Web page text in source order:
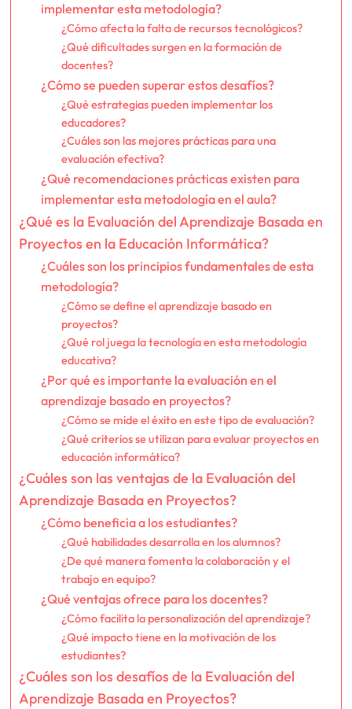
implementar esta metodología?
¿Cómo afecta la falta de recursos tecnológicos?
¿Qué dificultades surgen en la formación de
docentes?
¿Cómo se pueden superar estos desafíos?
¿Qué estrategias pueden implementar los
educadores?
¿Cuáles son las mejores prácticas para una
evaluación efectiva?
¿Qué recomendaciones prácticas existen para
implementar esta metodología en el aula?
¿Qué es la Evaluación del Aprendizaje Basada en
Proyectos en la Educación Informática?
¿Cuáles son los principios fundamentales de esta
metodología?
¿Cómo se define el aprendizaje basado en
proyectos?
¿Qué rol juega la tecnología en esta metodología
educativa?
¿Por qué es importante la evaluación en el
aprendizaje basado en proyectos?
¿Cómo se mide el éxito en este tipo de evaluación?
¿Qué criterios se utilizan para evaluar proyectos en
educación informática?
¿Cuáles son las ventajas de la Evaluación del
Aprendizaje Basada en Proyectos?
¿Cómo beneficia a los estudiantes?
¿Qué habilidades desarrolla en los alumnos?
¿De qué manera fomenta la colaboración y el
trabajo en equipo?
¿Qué ventajas ofrece para los docentes?
¿Cómo facilita la personalización del aprendizaje?
¿Qué impacto tiene en la motivación de los
estudiantes?
¿Cuáles son los desafíos de la Evaluación del
Aprendizaje Basada en Proyectos?